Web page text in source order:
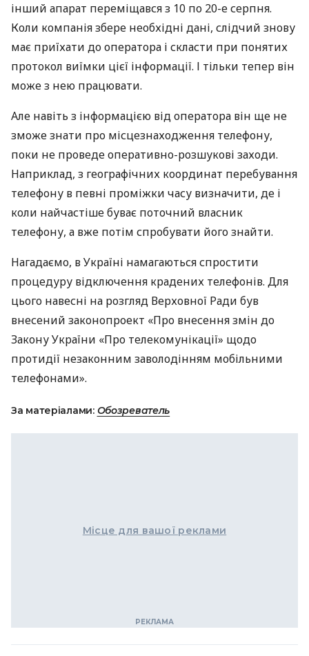
інший апарат переміщався з 10 по 20-е серпня.
Коли компанія збере необхідні дані, слідчий знову
має приїхати до оператора і скласти при понятих
протокол виїмки цієї інформації. І тільки тепер він
може з нею працювати.
Але навіть з інформацією від оператора він ще не
зможе знати про місцезнаходження телефону,
поки не проведе оперативно-розшукові заходи.
Наприклад, з географічних координат перебування
телефону в певні проміжки часу визначити, де і
коли найчастіше буває поточний власник
телефону, а вже потім спробувати його знайти.
Нагадаємо, в Україні намагаються спростити
процедуру відключення крадених телефонів. Для
цього навесні на розгляд Верховної Ради був
внесений законопроект «Про внесення змін до
Закону України «Про телекомунікації» щодо
протидії незаконним заволодінням мобільними
телефонами».
За матеріалами: Обозреватель
Місце для вашої реклами